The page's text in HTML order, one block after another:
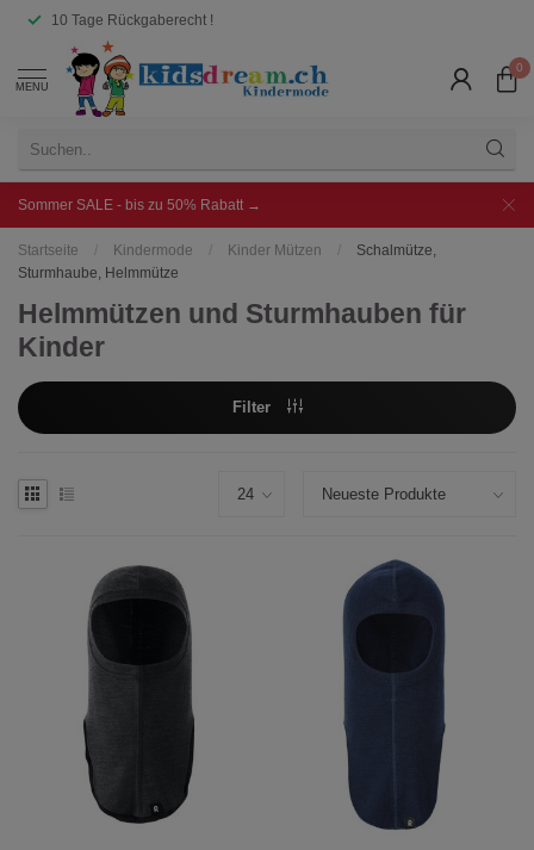
10 Tage Rückgaberecht !
MENU
0
Sommer SALE - bis zu 50% Rabatt →
Startseite / Kindermode / Kinder Mützen /
Schalmütze,
Sturmhaube, Helmmütze
Helmmützen und Sturmhauben für
Kinder
Filter